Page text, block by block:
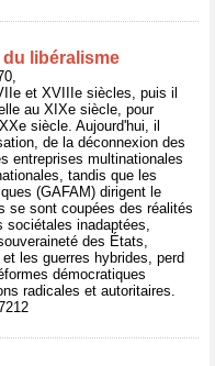
libéralisme
et XVIIIe siècles, puis il
au XIXe siècle, pour
siècle. Aujourd'hui, il
de la déconnexion des
entreprises multinationales
tandis que les
(GAFAM) dirigent le
se sont coupées des réalités
sociétales inadaptées,
des États,
les guerres hybrides, perd
démocratiques
radicales et autoritaires.